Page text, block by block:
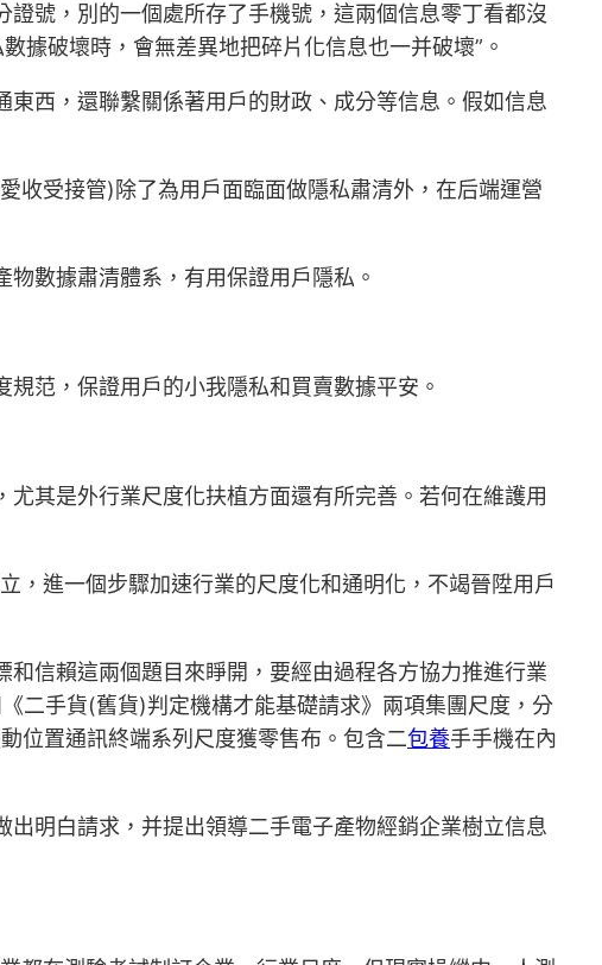
號，別的一個處所存了手機號，這兩個信息零丁看都沒
據破壞時，會無差異地把碎片化信息也一并破壞”。
西，還聯繫關係著用戶的財政、成分等信息。假如信息
收受接管)除了為用戶面臨面做隱私肅清外，在后端運營
數據肅清體系，有用保證用戶隱私。
范，保證用戶的小我隱私和買賣數據平安。
其是外行業尺度化扶植方面還有所完善。若何在維護用
，進一個步驟加速行業的尺度化和通明化，不竭晉陞用戶
信賴這兩個題目來睜開，要經由過程各方協力推進行業
二手貨(舊貨)判定機構才能基礎請求》兩項集團尺度，分
位置通訊終端系列尺度獲零售布。包含二包養手手機在內
明白請求，并提出領導二手電子產物經銷企業樹立信息